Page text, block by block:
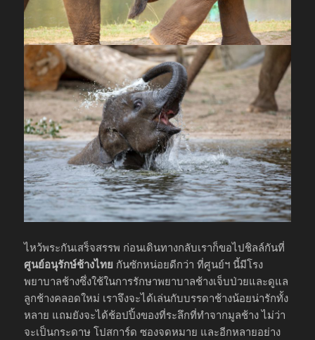
ไหว้พระกันเสร็จสรรพ ก่อนเดินทางกลับเราก็ขอไปชิลล์กันที่
ศูนย์อนุรักษ์ช้างไทย กันซักหน่อยดีกว่า ที่ศูนย์ฯ นี้มีโรง
พยาบาลช้างซึ่งใช้ในการรักษาพยาบาลช้างเจ็บป่วยและดูแล
ลูกช้างคลอดใหม่ เราจึงจะได้เล่นกับบรรดาช้างน้อยน่ารักทั้ง
หลาย แถมยังจะได้ช้อปปิ้งของที่ระลึกที่ทำจากมูลช้าง ไม่ว่า
จะเป็นกระดาษ โปสการ์ด ซองจดหมาย และอีกหลายอย่าง